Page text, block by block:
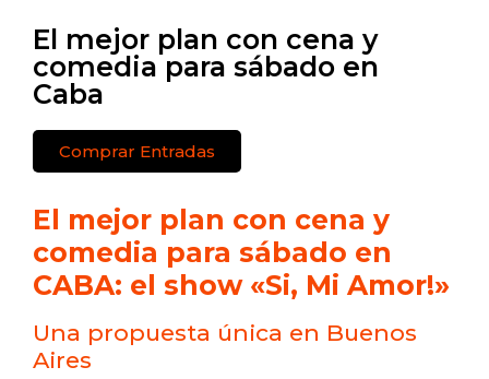
El mejor plan con cena y
comedia para sábado en
Caba
Comprar Entradas
El mejor plan con cena y
comedia para sábado en
CABA: el show «Si, Mi Amor!»
Una propuesta única en Buenos
Aires